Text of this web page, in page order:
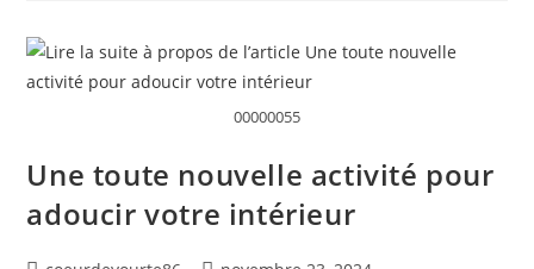
00000055
Une toute nouvelle activité pour
adoucir votre intérieur